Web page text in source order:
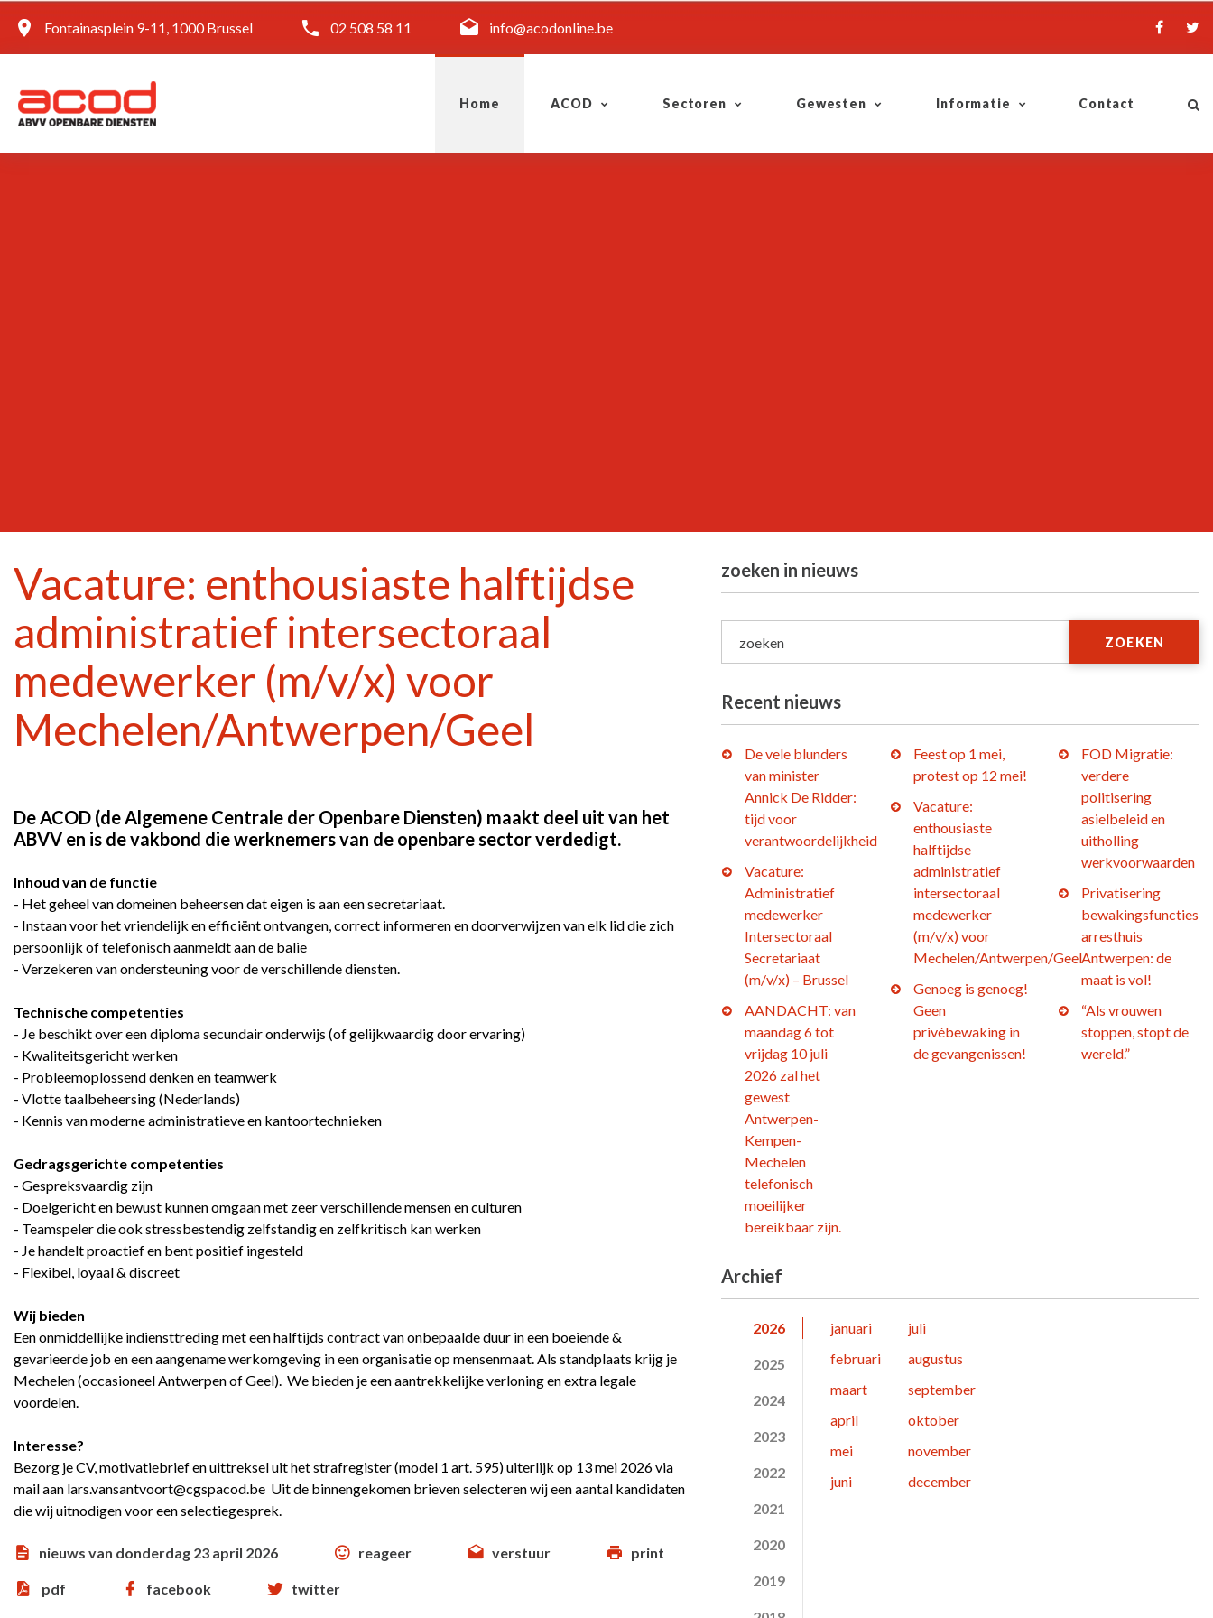
Fontainasplein 9-11, 1000 Brussel 02 508 58 11 info@acodonline.be
Home ACOD Sectoren Gewesten Informatie Contact
Vacature: enthousiaste halftijdse
administratief intersectoraal
medewerker (m/v/x) voor
Mechelen/Antwerpen/Geel
De ACOD (de Algemene Centrale der Openbare Diensten) maakt deel uit van het
ABVV en is de vakbond die werknemers van de openbare sector verdedigt.
Inhoud van de functie
- Het geheel van domeinen beheersen dat eigen is aan een secretariaat.
- Instaan voor het vriendelijk en efficiënt ontvangen, correct informeren en doorverwijzen van elk lid die zich
persoonlijk of telefonisch aanmeldt aan de balie
- Verzekeren van ondersteuning voor de verschillende diensten.
Technische competenties
- Je beschikt over een diploma secundair onderwijs (of gelijkwaardig door ervaring)
- Kwaliteitsgericht werken
- Probleemoplossend denken en teamwerk
- Vlotte taalbeheersing (Nederlands)
- Kennis van moderne administratieve en kantoortechnieken
Gedragsgerichte competenties
- Gespreksvaardig zijn
- Doelgericht en bewust kunnen omgaan met zeer verschillende mensen en culturen
- Teamspeler die ook stressbestendig zelfstandig en zelfkritisch kan werken
- Je handelt proactief en bent positief ingesteld
- Flexibel, loyaal & discreet
Wij bieden
Een onmiddellijke indiensttreding met een halftijds contract van onbepaalde duur in een boeiende &
gevarieerde job en een aangename werkomgeving in een organisatie op mensenmaat. Als standplaats krijg je
Mechelen (occasioneel Antwerpen of Geel). We bieden je een aantrekkelijke verloning en extra legale
voordelen.
Interesse?
Bezorg je CV, motivatiebrief en uittreksel uit het strafregister (model 1 art. 595) uiterlijk op 13 mei 2026 via
mail aan lars.vansantvoort@cgspacod.be Uit de binnengekomen brieven selecteren wij een aantal kandidaten
die wij uitnodigen voor een selectiegesprek.
nieuws van donderdag 23 april 2026 reageer verstuur print
pdf facebook twitter
zoeken in nieuws
zoeken ZOEKEN
Recent nieuws
De vele blunders
van minister
Annick De Ridder:
tijd voor
verantwoordelijkheid
Vacature:
Administratief
medewerker
Intersectoraal
Secretariaat
(m/v/x) – Brussel
AANDACHT: van
maandag 6 tot
vrijdag 10 juli
2026 zal het
gewest
Antwerpen-
Kempen-
Mechelen
telefonisch
moeilijker
bereikbaar zijn.
Feest op 1 mei,
protest op 12 mei!
Vacature:
enthousiaste
halftijdse
administratief
intersectoraal
medewerker
(m/v/x) voor
Mechelen/Antwerpen/Geel
Genoeg is genoeg!
Geen
privébewaking in
de gevangenissen!
FOD Migratie:
verdere
politisering
asielbeleid en
uitholling
werkvoorwaarden
Privatisering
bewakingsfuncties
arresthuis
Antwerpen: de
maat is vol!
“Als vrouwen
stoppen, stopt de
wereld.”
Archief
2026
2025
2024
2023
2022
2021
2020
2019
januari
februari
maart
april
mei
juni
juli
augustus
september
oktober
november
december